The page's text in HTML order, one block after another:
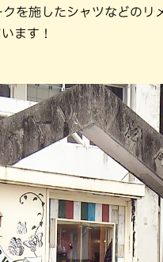
を施したシャツなどのリ
ます！